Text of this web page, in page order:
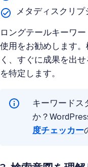
メタディスクリプ
ロングテールキーワー
使用をお勧めします
く、すぐに成果を出
を特定します。
キーワードス
か？
度チェッカー